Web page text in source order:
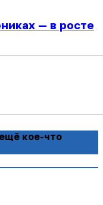
— в росте
кое-что